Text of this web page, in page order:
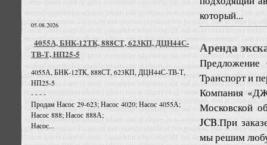
05.08.2026
4055А, БНК-12ТК, 888СТ, 623КП, ДЦН44С-
ТВ-Т, НП25-5
4055А, БНК-12ТК, 888СТ, 623КП, ДЦН44С-ТВ-Т,
НП25-5
- - - -
Продам Насос 29-623; Насос 4020; Насос 4055А;
Насос 888; Насос 888А;
Насос...
который...
Аренда
Предложение
Транспорт и
Компания
Московской
JCB.При
мы решим